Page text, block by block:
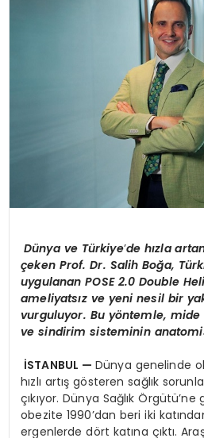
Dünya ve Türkiye’de hızla
çeken Prof. Dr. Salih Boğa,
uygulanan POSE 2.0 Double
ameliyatsız ve yeni nesil bir
vurguluyor. Bu yöntemle, mide
ve sindirim sisteminin
İSTANBUL — Dünya genelinde
hızlı artış gösteren sağlık
çıkıyor. Dünya Sağlık
obezite 1990’dan beri iki
ergenlerde dört katına çıktı.